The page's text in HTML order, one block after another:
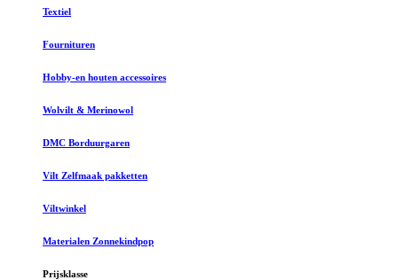
Textiel
Fournituren
Hobby-en houten accessoires
Wolvilt & Merinowol
DMC Borduurgaren
Vilt Zelfmaak pakketten
Viltwinkel
Materialen Zonnekindpop
Prijsklasse